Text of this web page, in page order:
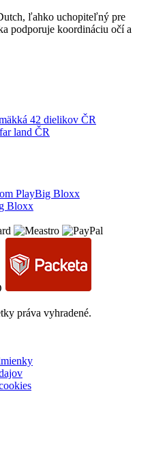
ľahko uchopiteľný pre
podporuje koordináciu očí a
land ČR
Bloxx
práva vyhradené.